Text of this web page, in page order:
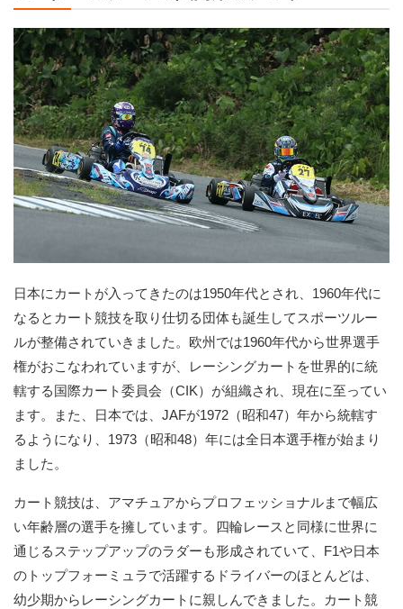
日本にカートが入ってきたのは1950年代とされ、1960年代に
なるとカート競技を取り仕切る団体も誕生してスポーツルー
ルが整備されていきました。欧州では1960年代から世界選手
権がおこなわれていますが、レーシングカートを世界的に統
轄する国際カート委員会（CIK）が組織され、現在に至ってい
ます。また、日本では、JAFが1972（昭和47）年から統轄す
るようになり、1973（昭和48）年には全日本選手権が始まり
ました。
カート競技は、アマチュアからプロフェッショナルまで幅広
い年齢層の選手を擁しています。四輪レースと同様に世界に
通じるステップアップのラダーも形成されていて、F1や日本
のトップフォーミュラで活躍するドライバーのほとんどは、
幼少期からレーシングカートに親しんできました。カート競